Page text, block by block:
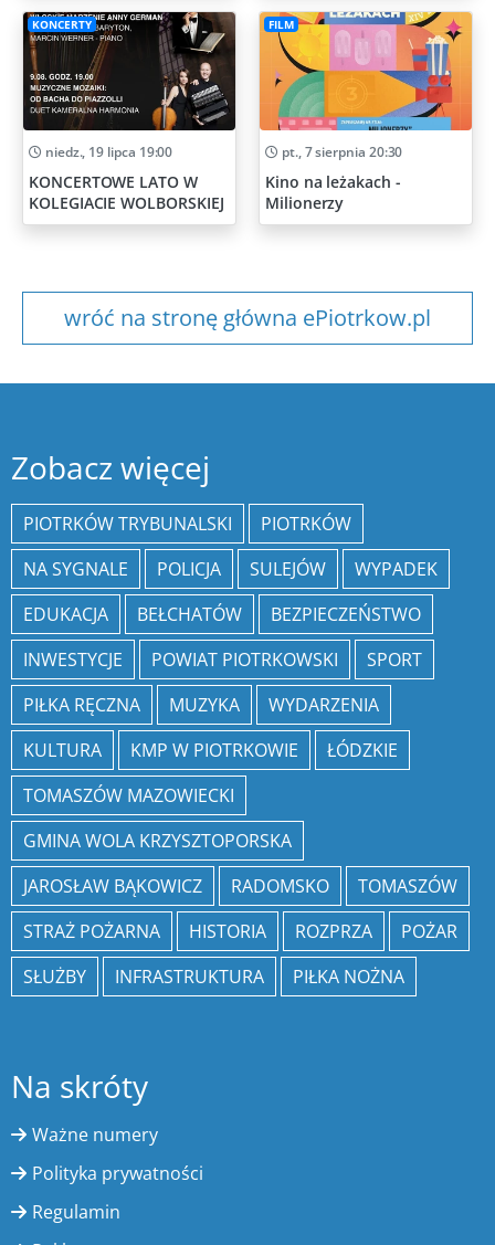
KONCERTY
niedz., 19 lipca 19:00
KONCERTOWE LATO W
KOLEGIACIE WOLBORSKIEJ
FILM
pt., 7 sierpnia 20:30
Kino na leżakach -
Milionerzy
wróć na stronę główna ePiotrkow.pl
Zobacz więcej
PIOTRKÓW TRYBUNALSKI
PIOTRKÓW
NA SYGNALE
POLICJA SULEJÓW
WYPADEK
EDUKACJA
BEŁCHATÓW
BEZPIECZEŃSTWO
INWESTYCJE
POWIAT PIOTRKOWSKI
SPORT
PIŁKA RĘCZNA
MUZYKA
WYDARZENIA
KULTURA
KMP W PIOTRKOWIE
ŁÓDZKIE
TOMASZÓW MAZOWIECKI
GMINA WOLA KRZYSZTOPORSKA
JAROSŁAW BĄKOWICZ
RADOMSKO
TOMASZÓW
STRAŻ POŻARNA
HISTORIA ROZPRZA
POŻAR
SŁUŻBY
INFRASTRUKTURA PIŁKA NOŻNA
Na skróty
Ważne numery
Polityka prywatności
Regulamin